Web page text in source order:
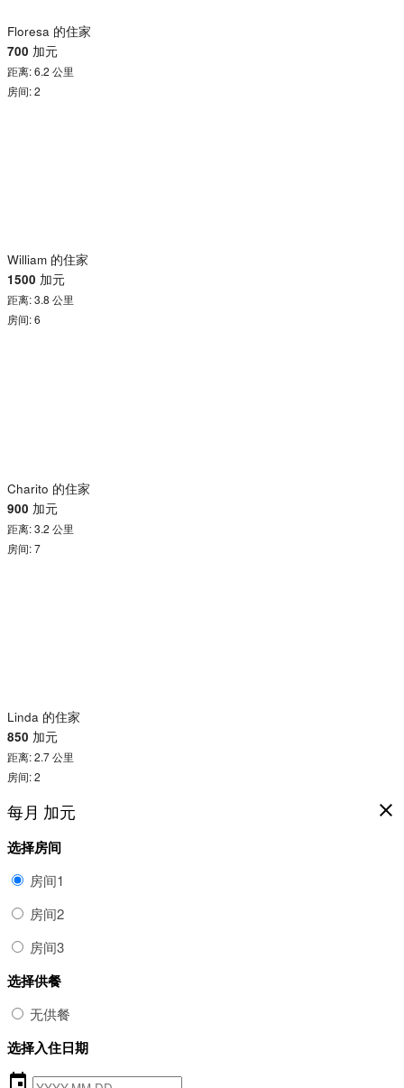
Floresa 的住家
700 加元
距离: 6.2 公里
房间: 2
William 的住家
1500 加元
距离: 3.8 公里
房间: 6
Charito 的住家
900 加元
距离: 3.2 公里
房间: 7
Linda 的住家
850 加元
距离: 2.7 公里
房间: 2
close
每月 加元
选择房间
房间1
房间2
房间3
选择供餐
无供餐
选择入住日期
event